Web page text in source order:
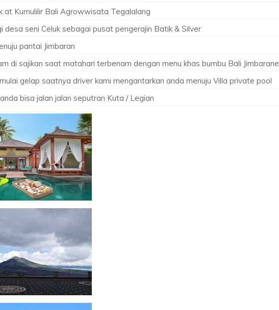
at Kumulilir Bali Agrowwisata Tegalalang
desa seni Celuk sebagai pusat pengerajin Batik & Silver
pantai Jimbaran
di sajikan saat matahari terbenam dengan menu khas bumbu Bali Jimbarane
gelap saatnya driver kami mengantarkan anda menuju Villa private pool
bisa jalan jalan seputran Kuta / Legian